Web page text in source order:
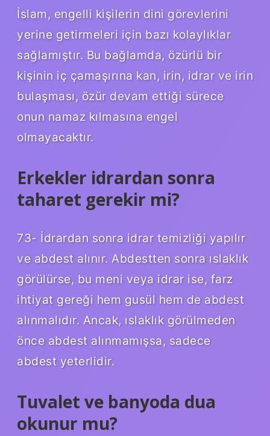
İslam, engelli kişilerin dini görevlerini
yerine getirmeleri için bazı kolaylıklar
sağlamıştır. Bu bağlamda, özürlü bir
kişinin iç çamaşırına kan, irin, idrar ve irin
bulaşması, özür devam ettiği sürece
onun namaz kılmasına engel
olmayacaktır.
Erkekler idrardan sonra
taharet gerekir mi?
73- İdrardan sonra idrar temizliği yapılır
ve abdest alınır. Abdestten sonra ıslaklık
görülürse, bu meni veya idrar ise, farz
ihtiyat gereği hem gusül hem de abdest
alınmalıdır. Ancak, ıslaklık görülmeden
önce abdest alınmamışsa, sadece
abdest yeterlidir.
Tuvalet ve banyoda dua
okunur mu?